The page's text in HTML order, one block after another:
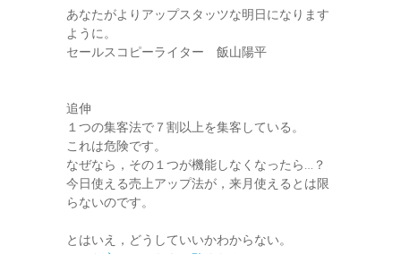
あなたがよりアップスタッツな明日になります
ように。
セールスコピーライター 飯山陽平
追伸
１つの集客法で７割以上を集客している。
これは危険です。
なぜなら，その１つが機能しなくなったら…？
今日使える売上アップ法が，来月使えるとは限
らないのです。
とはいえ，どうしていいかわからない。